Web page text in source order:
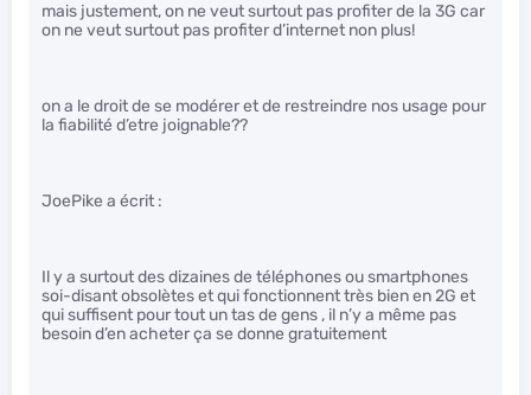
mais justement, on ne veut surtout pas profiter de la 3G car
on ne veut surtout pas profiter d’internet non plus!
on a le droit de se modérer et de restreindre nos usage pour
la fiabilité d’etre joignable??
JoePike a écrit :
Il y a surtout des dizaines de téléphones ou smartphones
soi-disant obsolètes et qui fonctionnent très bien en 2G et
qui suffisent pour tout un tas de gens , il n’y a même pas
besoin d’en acheter ça se donne gratuitement